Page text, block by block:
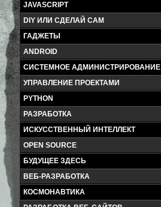
JAVASCRIPT
DIY ИЛИ СДЕЛАЙ САМ
ГАДЖЕТЫ
ANDROID
СИСТЕМНОЕ АДМИНИСТРИРОВАНИЕ
УПРАВЛЕНИЕ ПРОЕКТАМИ
PYTHON
РАЗРАБОТКА
ИСКУССТВЕННЫЙ ИНТЕЛЛЕКТ
OPEN SOURCE
БУДУЩЕЕ ЗДЕСЬ
ВЕБ-РАЗРАБОТКА
КОСМОНАВТИКА